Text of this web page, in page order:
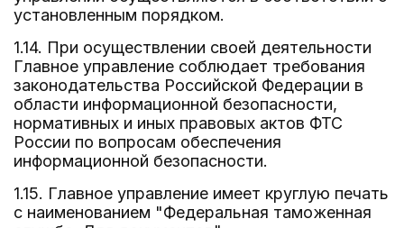
установленным порядком.
1.14. При осуществлении своей деятельности
Главное управление соблюдает требования
законодательства Российской Федерации в
области информационной безопасности,
нормативных и иных правовых актов ФТС
России по вопросам обеспечения
информационной безопасности.
1.15. Главное управление имеет круглую печать
с наименованием "Федеральная таможенная